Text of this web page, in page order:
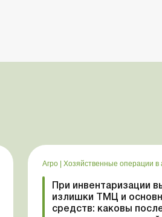
Агро Хозяйственные операции в
При инвентаризации
излишки ТМЦ и
средств: каковы